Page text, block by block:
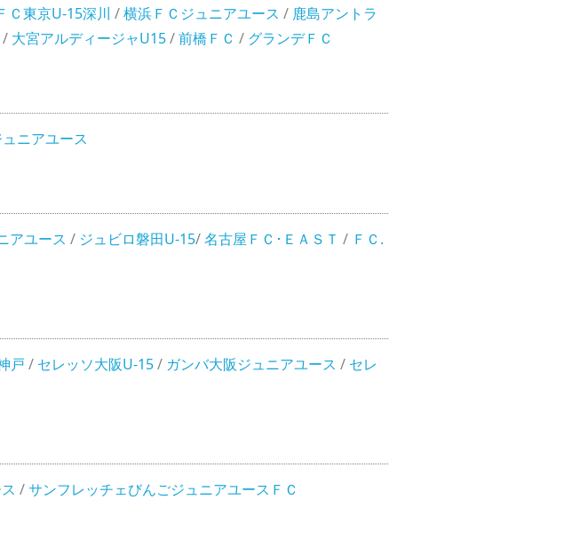
Ｃ東京U-15深川 /横浜ＦＣジュニアユース / 鹿島アントラ
/ 大宮アルディージャU15/前橋ＦＣ / グランデＦＣ
ニアユース
アユース / ジュビロ磐田U-15/名古屋ＦＣ･ＥＡＳＴ / ＦＣ.
戸 / セレッソ大阪U-15/ ガンバ大阪ジュニアユース / セレ
/サンフレッチェびんごジュニアユースＦＣ